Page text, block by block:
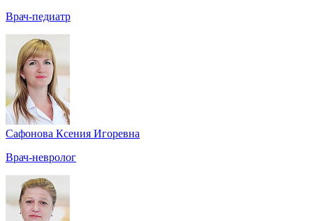
Врач-педиатр
Сафонова Ксения Игоревна
Врач-невролог